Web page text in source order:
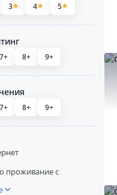
3 4 5
7+ 8+ 9+
7+ 8+ 9+
проживание с